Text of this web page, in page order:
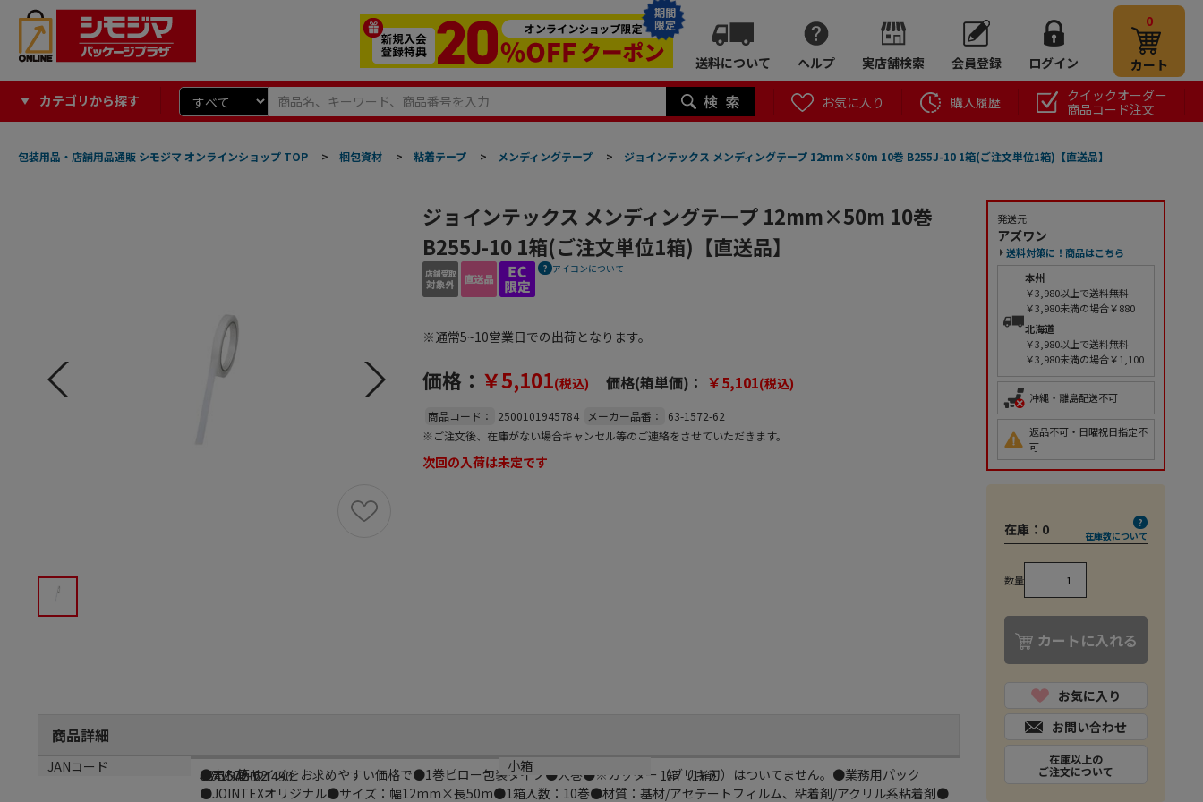
期間
限定
送料について ヘルプ 実店舗検索 会員登録 ログイン
0
カート
カテゴリから探す お気に入り 購入履歴
クイックオーダー
商品コード注文
包装用品・店舗用品通販 シモジマ オンラインショップ TOP > 梱包資材 > 粘着テープ > メンディングテープ > ジョインテックス メンディングテープ 12mm×50m 10巻 B255J-10 1箱(ご注文単位1箱)【直送品】
ジョインテックス メンディングテープ 12mm×50m 10巻
B255J-10 1箱(ご注文単位1箱)【直送品】
アイコンについて
※通常5~10営業日での出荷となります。
価格： ￥5,101(税込) 価格(箱単価)： ￥5,101(税込)
商品コード： 2500101945784 メーカー品番：
63-1572-62
※ご注文後、在庫がない場合キャンセル等のご連絡をさせていただきます。
次回の入荷は未定です
商品詳細
商品説明
●売れ筋サイズをお求めやすい価格で●1巻ピロー包装タイプ●大巻●※カッター（ブリキ刃）はついてません。●業務用パック
●JOINTEXオリジナル●サイズ：幅12mm×長50m●1箱入数：10巻●材質：基材/アセテートフィルム、粘着剤/アクリル系粘着剤●
メーカー品番
63-1572-62
小箱
1箱（1箱）
JANコード
4547345021490
発送元
アズワン
送料対策に！商品はこちら
本州
￥3,980以上で送料無料
￥3,980未満の場合￥880
北海道
￥3,980以上で送料無料
￥3,980未満の場合￥1,100
沖縄・離島配送不可
返品不可・日曜祝日指定不
可
在庫： 0 在庫数について
数量
カートに入れる
お気に入り
お問い合わせ
在庫以上の
ご注文について